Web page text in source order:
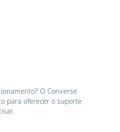
O Converse
para oferecer o suporte